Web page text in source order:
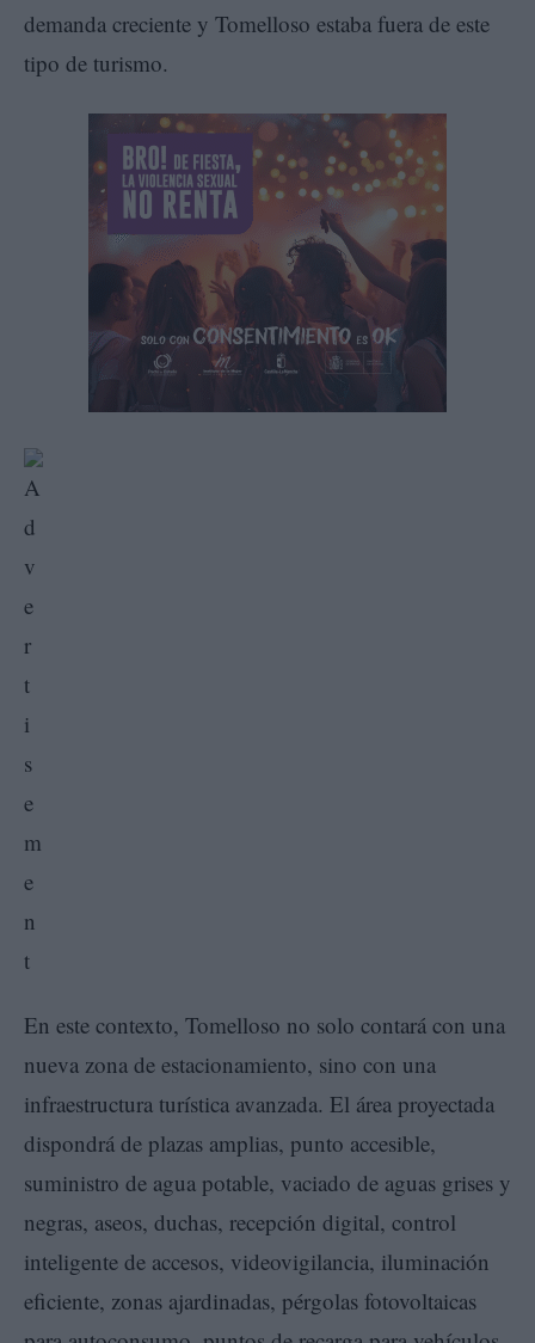
demanda creciente y Tomelloso estaba fuera de este
tipo de turismo.
En este contexto, Tomelloso no solo contará con una
nueva zona de estacionamiento, sino con una
infraestructura turística avanzada. El área proyectada
dispondrá de plazas amplias, punto accesible,
suministro de agua potable, vaciado de aguas grises y
negras, aseos, duchas, recepción digital, control
inteligente de accesos, videovigilancia, iluminación
eficiente, zonas ajardinadas, pérgolas fotovoltaicas